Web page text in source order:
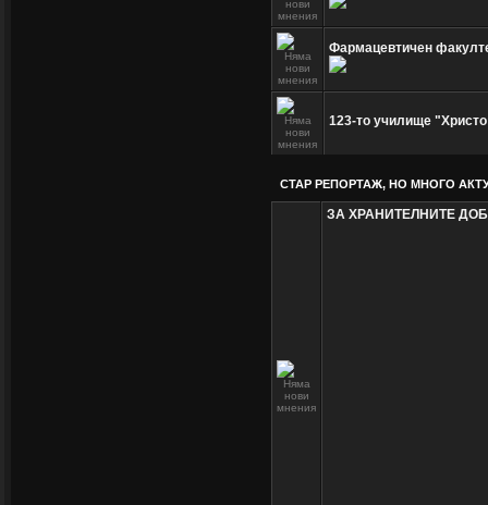
Фармацевтичен
123-то училище
СТАР РЕПОРТАЖ, НО МНОГО
ЗА ХРАНИТЕЛНИТЕ